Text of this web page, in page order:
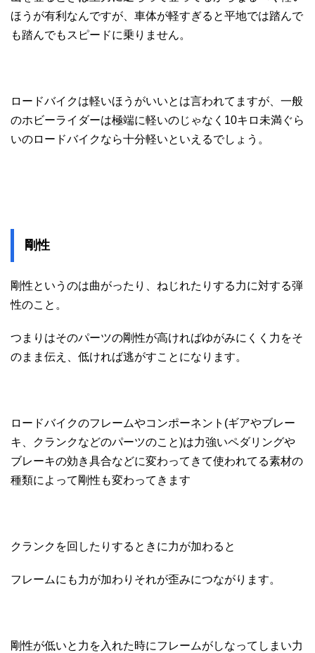
ほうが有利なんですが、車体が軽すぎると平地では踏んで
も踏んでもスピードに乗りません。
ロードバイクは軽いほうがいいとは言われてますが、一般
のホビーライダーは極端に軽いのじゃなく10キロ未満ぐら
いのロードバイクなら十分軽いといえるでしょう。
剛性
剛性というのは曲がったり、ねじれたりする力に対する弾
性のこと。
つまりはそのパーツの剛性が高ければゆがみにくく力をそ
のまま伝え、低ければ逃がすことになります。
ロードバイクのフレームやコンポーネント(ギアやブレー
キ、クランクなどのパーツのこと)は力強いペダリングや
ブレーキの効き具合などに変わってきて使われてる素材の
種類によって剛性も変わってきます
クランクを回したりするときに力が加わると
フレームにも力が加わりそれが歪みにつながります。
剛性が低いと力を入れた時にフレームがしなってしまい力